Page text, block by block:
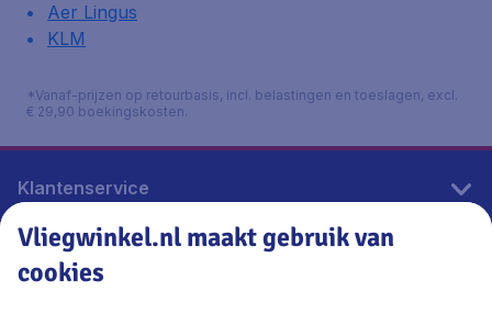
Aer Lingus
KLM
*Vanaf-prijzen op retourbasis, incl. belastingen en toeslagen, excl.
€ 29,90 boekingskosten.
Klantenservice
Vliegwinkel.nl
Vliegwinkel.nl maakt gebruik van
cookies